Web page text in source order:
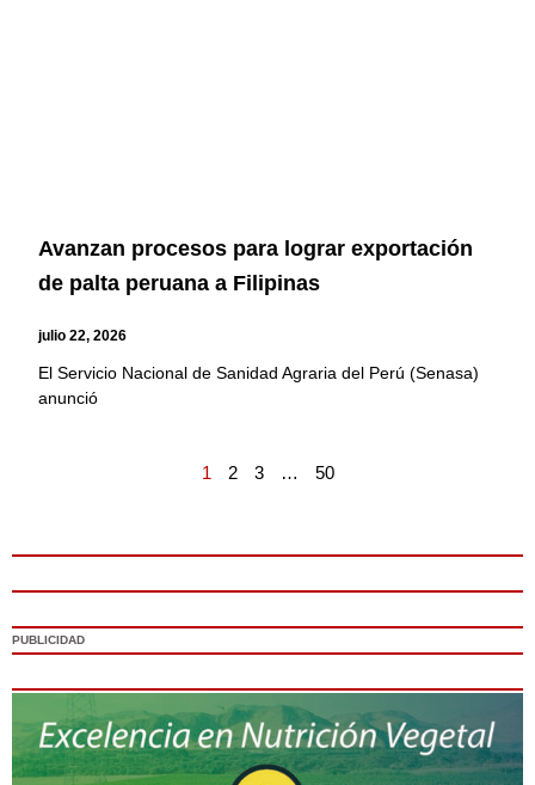
Avanzan procesos para lograr exportación
de palta peruana a Filipinas
julio 22, 2026
El Servicio Nacional de Sanidad Agraria del Perú (Senasa)
anunció
1 2 3 … 50
PUBLICIDAD